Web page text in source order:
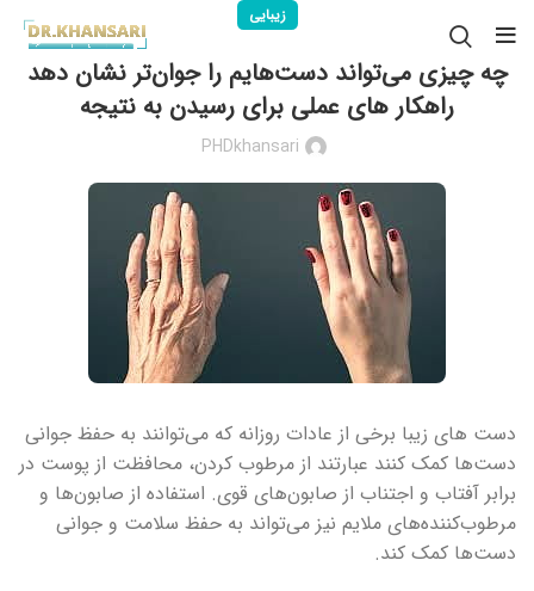
زیبایی
چه چیزی می‌تواند دست‌هایم را جوان‌تر نشان دهد
راهکار های عملی برای رسیدن به نتیجه
PHDkhansari
دست های زیبا برخی از عادات روزانه که می‌توانند به حفظ جوانی
دست‌ها کمک کنند عبارتند از مرطوب کردن، محافظت از پوست در
برابر آفتاب و اجتناب از صابون‌های قوی. استفاده از صابون‌ها و
مرطوب‌کننده‌های ملایم نیز می‌تواند به حفظ سلامت و جوانی
دست‌ها کمک کند.